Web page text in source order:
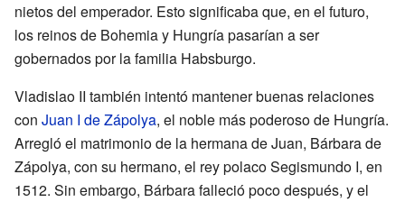
nietos del emperador. Esto significaba que, en el futuro,
los reinos de Bohemia y Hungría pasarían a ser
gobernados por la familia Habsburgo.
Vladislao II también intentó mantener buenas relaciones
con Juan I de Zápolya, el noble más poderoso de Hungría.
Arregló el matrimonio de la hermana de Juan, Bárbara de
Zápolya, con su hermano, el rey polaco Segismundo I, en
1512. Sin embargo, Bárbara falleció poco después, y el